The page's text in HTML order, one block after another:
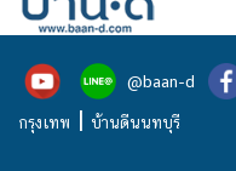
@baan-d
กรุงเทพ | บ้านดีนนทบุรี